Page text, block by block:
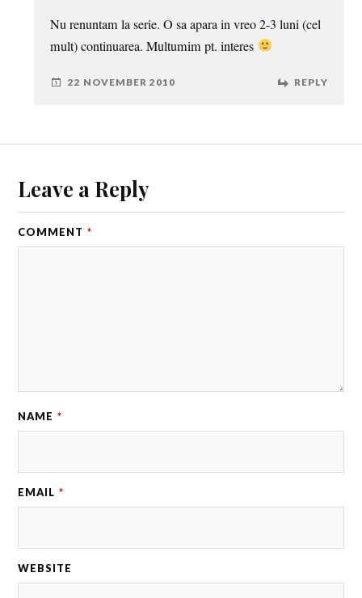
Nu renuntam la serie. O sa apara in vreo 2-3 luni (cel
mult) continuarea. Multumim pt. interes
22 NOVEMBER 2010 REPLY
Leave a Reply
COMMENT *
NAME *
EMAIL *
WEBSITE